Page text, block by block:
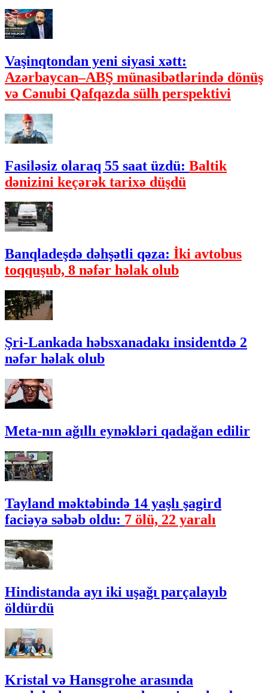
Vaşinqtondan yeni siyasi xətt:
Azərbaycan–ABŞ münasibətlərində dönüş
və Cənubi Qafqazda sülh perspektivi
Fasiləsiz olaraq 55 saat üzdü: Baltik
dənizini keçərək tarixə düşdü
Banqladeşdə dəhşətli qəza: İki avtobus
toqquşub, 8 nəfər həlak olub
Şri-Lankada həbsxanadakı insidentdə 2
nəfər həlak olub
Meta-nın ağıllı eynəkləri qadağan edilir
Tayland məktəbində 14 yaşlı şagird
faciəyə səbəb oldu: 7 ölü, 22 yaralı
Hindistanda ayı iki uşağı parçalayıb
öldürdü
Kristal və Hansgrohe arasında